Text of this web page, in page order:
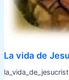
La vida de